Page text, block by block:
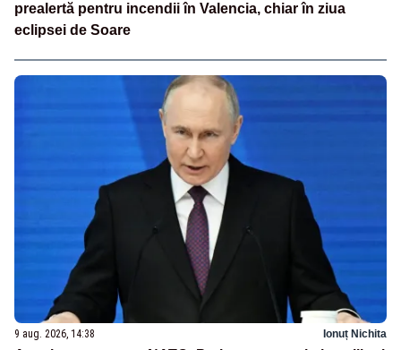
prealertă pentru incendii în Valencia, chiar în ziua
eclipsei de Soare
9 aug. 2026, 14:38 Ionuț Nichita